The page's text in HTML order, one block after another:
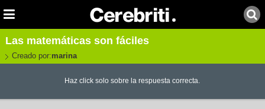
Las matemáticas son fáciles
Creado por:marina
Haz click solo sobre la respuesta correcta.